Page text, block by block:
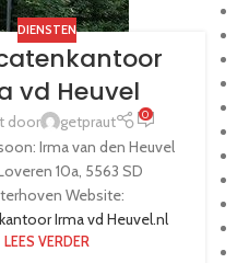
DIENSTEN
vd Heuvel
door getpraut 0
Irma van den Heuvel
10a, 5563 SD
Website:
Irma vd Heuvel.nl
LEES VERDER